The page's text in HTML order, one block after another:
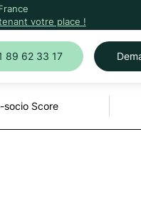
votre place !
89 62 33 17
socio Score